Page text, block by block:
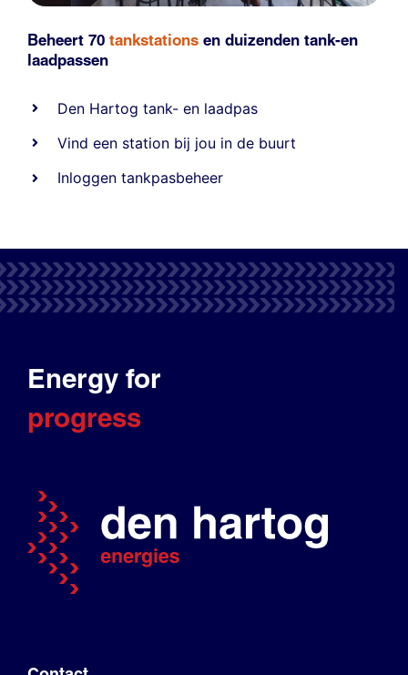
Beheert 70 tankstations en duizenden tank-en
laadpassen
Den Hartog tank- en laadpas
Vind een station bij jou in de buurt
Inloggen tankpasbeheer
Energy for
progress